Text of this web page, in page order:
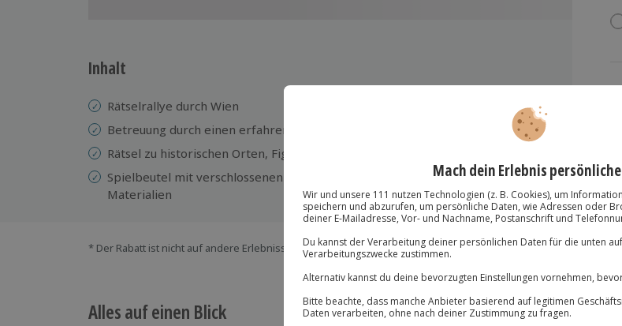
Inhalt
Rätselrallye durch Wien
Betreuung durch einen erfahrenen Instruktor
Rätsel zu historischen Orten, Figuren und Ereignissen
Spielbeutel mit verschlossenen Briefumschlägen, Karte, Spielbogen,
Materialien
* Der Rabatt ist nicht auf andere Erlebnisse bei der Einlösung übertragbar. Details
Alles auf einen Blick